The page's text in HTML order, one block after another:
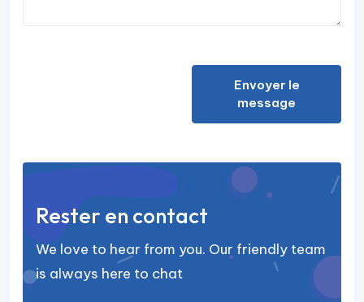
Envoyer le
message
Rester en contact
We love to hear from you. Our friendly team
is always here to chat